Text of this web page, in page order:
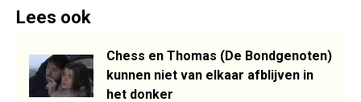
Lees ook
Chess en Thomas (De Bondgenoten)
kunnen niet van elkaar afblijven in
het donker